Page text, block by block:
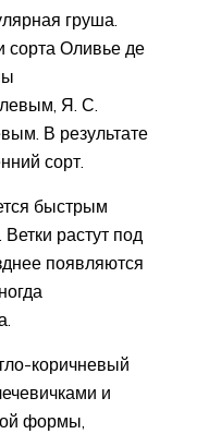
груша.
сорта Оливье де
Я. С.
В результате
сорт.
быстрым
растут под
появляются
коричневый
и
формы,